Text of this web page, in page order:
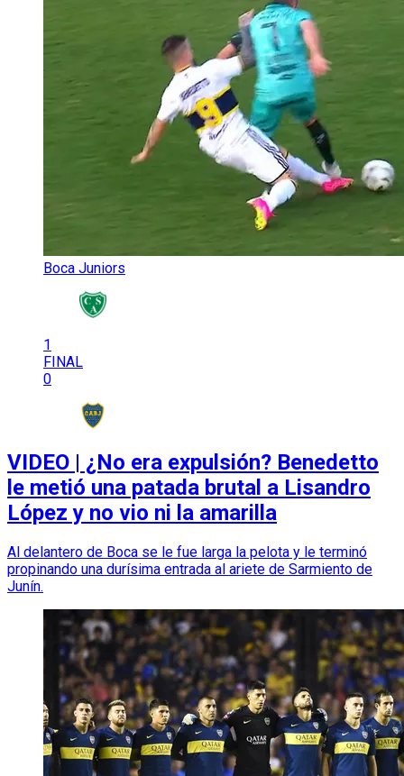
Boca Juniors
1
FINAL
0
VIDEO | ¿No era expulsión? Benedetto
le metió una patada brutal a Lisandro
López y no vio ni la amarilla
Al delantero de Boca se le fue larga la pelota y le terminó
propinando una durísima entrada al ariete de Sarmiento de
Junín.